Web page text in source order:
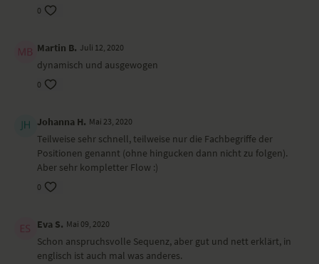
0
Martin B. Juli 12, 2020
dynamisch und ausgewogen
0
Johanna H. Mai 23, 2020
Teilweise sehr schnell, teilweise nur die Fachbegriffe der
Positionen genannt (ohne hingucken dann nicht zu folgen).
Aber sehr kompletter Flow :)
0
Eva S. Mai 09, 2020
Schon anspruchsvolle Sequenz, aber gut und nett erklärt, in
englisch ist auch mal was anderes.